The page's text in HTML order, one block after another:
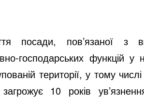
посади, пов’язаної з
господарських функцій у
території, у тому числі
загрожує 10 років